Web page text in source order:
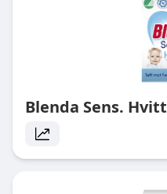
Blenda Sens. Hvitt